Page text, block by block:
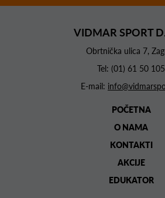
VIDMAR SPORT
Obrtnička ulica 7,
Tel: (01) 61 50 105
E-mail:
POČETNA
O NAMA
KONTAKTI
AKCIJE
EDUKATOR